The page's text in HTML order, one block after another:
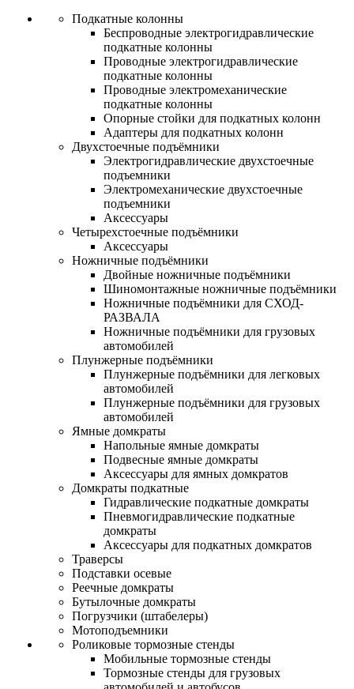
Подкатные колонны
Беспроводные электрогидравлические
подкатные колонны
Проводные электрогидравлические
подкатные колонны
Проводные электромеханические
подкатные колонны
Опорные стойки для подкатных колонн
Адаптеры для подкатных колонн
Двухстоечные подъёмники
Электрогидравлические двухстоечные
подъемники
Электромеханические двухстоечные
подъемники
Аксессуары
Четырехстоечные подъёмники
Аксессуары
Ножничные подъёмники
Двойные ножничные подъёмники
Шиномонтажные ножничные подъёмники
Ножничные подъёмники для СХОД-
РАЗВАЛА
Ножничные подъёмники для грузовых
автомобилей
Плунжерные подъёмники
Плунжерные подъёмники для легковых
автомобилей
Плунжерные подъёмники для грузовых
автомобилей
Ямные домкраты
Напольные ямные домкраты
Подвесные ямные домкраты
Аксессуары для ямных домкратов
Домкраты подкатные
Гидравлические подкатные домкраты
Пневмогидравлические подкатные
домкраты
Аксессуары для подкатных домкратов
Траверсы
Подставки осевые
Реечные домкраты
Бутылочные домкраты
Погрузчики (штабелеры)
Мотоподъемники
Роликовые тормозные стенды
Мобильные тормозные стенды
Тормозные стенды для грузовых